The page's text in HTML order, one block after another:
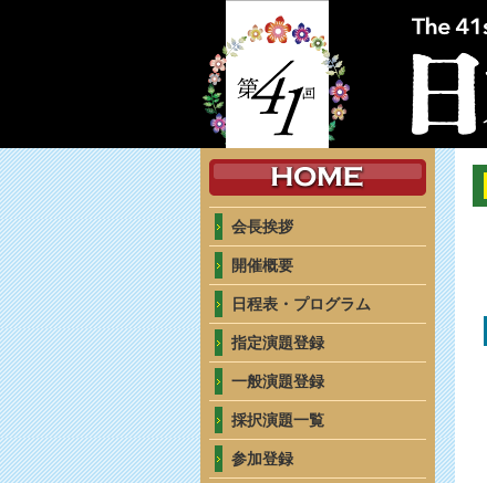
会長挨拶
開催概要
日程表・プログラム
指定演題登録
一般演題登録
採択演題一覧
参加登録